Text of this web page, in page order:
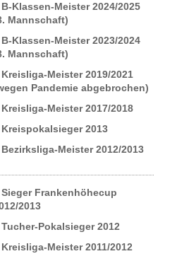
B-Klassen-Meister 2024/2025
Mannschaft)
B-Klassen-Meister 2023/2024
Mannschaft)
Kreisliga-Meister 2019/2021
Pandemie abgebrochen)
Kreisliga-Meister 2017/2018
Kreispokalsieger 2013
Bezirksliga-Meister 2012/2013
Sieger Frankenhöhecup
2013
Tucher-Pokalsieger 2012
Kreisliga-Meister 2011/2012